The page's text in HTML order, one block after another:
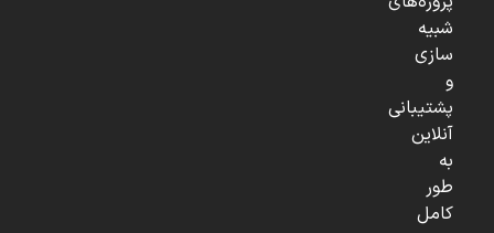
شبیه
سازی
و
پشتیبانی
آنلاین
به
طور
کامل